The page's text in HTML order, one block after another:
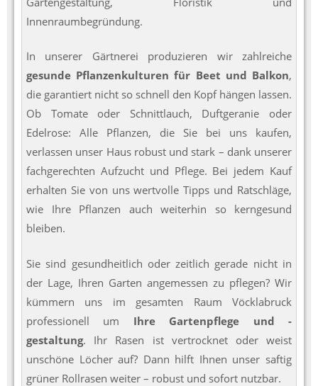
Innenraumbegründung.
In unserer Gärtnerei produzieren wir zahlreiche
gesunde Pflanzenkulturen für Beet und Balkon,
die garantiert nicht so schnell den Kopf hängen lassen.
Ob Tomate oder Schnittlauch, Duftgeranie oder
Edelrose: Alle Pflanzen, die Sie bei uns kaufen,
verlassen unser Haus robust und stark – dank unserer
fachgerechten Aufzucht und Pflege. Bei jedem Kauf
erhalten Sie von uns wertvolle Tipps und Ratschläge,
wie Ihre Pflanzen auch weiterhin so kerngesund
bleiben.
Sie sind gesundheitlich oder zeitlich gerade nicht in
der Lage, Ihren Garten angemessen zu pflegen? Wir
kümmern uns im gesamten Raum Vöcklabruck
professionell um Ihre Gartenpflege und -
gestaltung. Ihr Rasen ist vertrocknet oder weist
unschöne Löcher auf? Dann hilft Ihnen unser saftig
grüner Rollrasen weiter – robust und sofort nutzbar.